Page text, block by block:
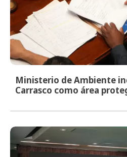
Ministerio de Ambiente
Carrasco como área